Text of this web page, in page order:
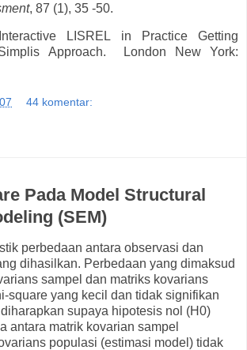
, 87 (1), 35 -50.
LISREL in Practice Getting
Approach. London New York:
44 komentar:
Pada Model Structural
(SEM)
perbedaan antara observasi dan
dihasilkan. Perbedaan yang dimaksud
sampel dan matriks kovarians
square yang kecil dan tidak signifikan
supaya hipotesis nol (H0)
antara matrik kovarian sampel
populasi (estimasi model) tidak